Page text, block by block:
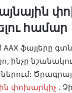
համար
ֆայլերը
ինչը
փոխարկիչ .